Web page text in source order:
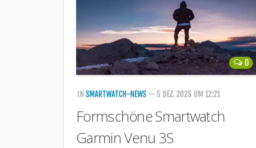
0
IN SMARTWATCH-NEWS — 5 DEZ. 2025 UM 12:21
Formschöne Smartwatch
Garmin Venu 3S